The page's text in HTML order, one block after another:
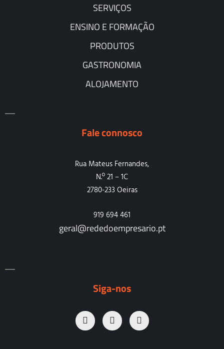
SERVIÇOS
ENSINO E FORMAÇÃO
PRODUTOS
GASTRONOMIA
ALOJAMENTO
Fale connosco
Rua Mateus Fernandes,
N.º 21 – 1C
2780-233 Oeiras
919 694 461
geral@rededoempresario.pt
Siga-nos